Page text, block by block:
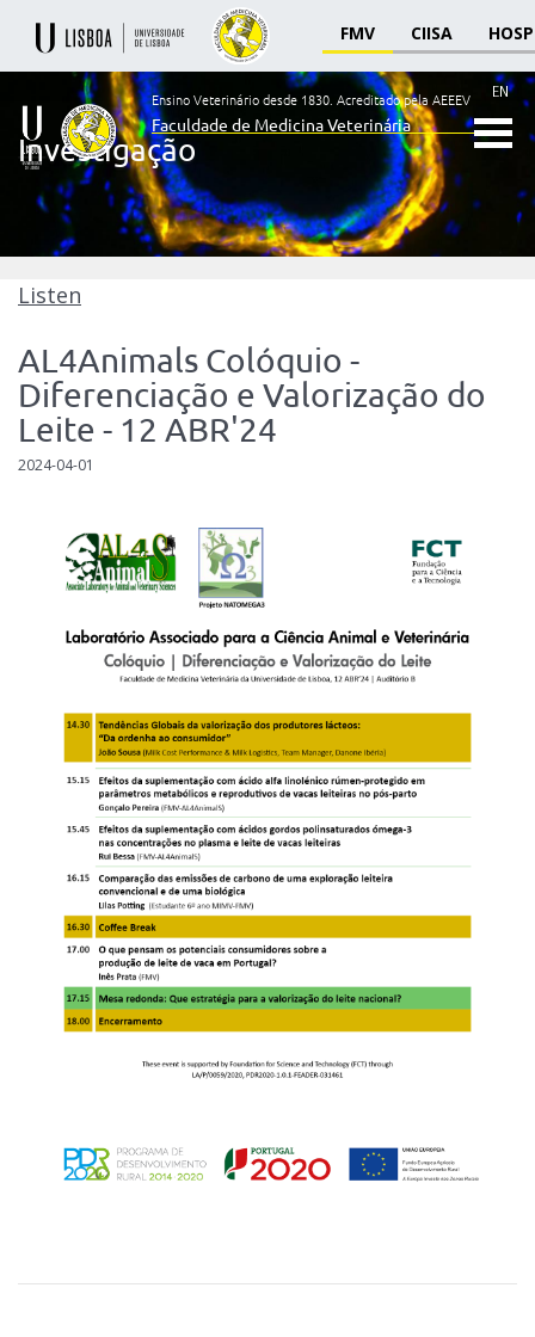
FMV CIISA
Veterinário
Faculdade
de
Veterinária
EN
Ensino Veterinário desde 1830. Acreditado pela AEEEV
Faculdade de Medicina Veterinária
Investigação
Listen
AL4Animals Colóquio -
Diferenciação e Valorização do
Leite - 12 ABR'24
2024-04-01